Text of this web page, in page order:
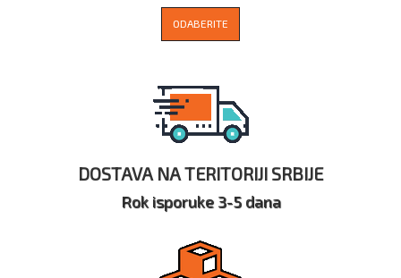
ODABERITE
DOSTAVA NA TERITORIJI SRBIJE
Rok isporuke 3-5 dana